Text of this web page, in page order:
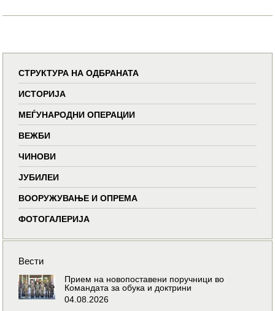
СТРУКТУРА НА ОДБРАНАТА
ИСТОРИЈА
МЕЃУНАРОДНИ ОПЕРАЦИИ
ВЕЖБИ
ЧИНОВИ
ЈУБИЛЕИ
ВООРУЖУВАЊЕ И ОПРЕМА
ФОТОГАЛЕРИЈА
Вести
Прием на новопоставени поручници во
Командата за обука и доктрини
04.08.2026